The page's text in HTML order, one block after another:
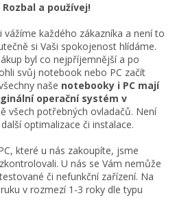
Rozbal a používej!
vážíme každého zákazníka a není to
si Vaši spokojenost hlídáme.
byl co nejpříjemnější a po
svůj notebook nebo PC začít
naše notebooky i PC mají
operační systém v
všech potřebných ovladačů. Není
optimalizace či instalace.
které u nás zakoupíte, jsme
U nás se Vám nemůže
či nefunkční zařízení. Na
v rozmezí 1-3 roky dle typu